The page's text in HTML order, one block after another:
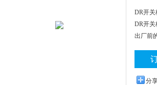
DR开关
DR开
出厂前
分